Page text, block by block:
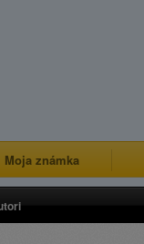
Moja známka